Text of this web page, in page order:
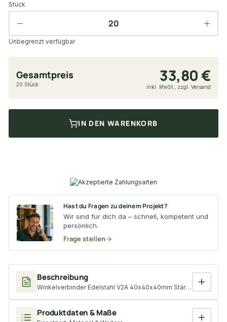
Beschreibung
Winkelverbinder Edelstahl V2A 40x40x40mm Stärke: 2mm
Produktdaten & Maße
Stück
Unbegrenzt verfügbar
Gesamtpreis 33,80 €
20 Stück inkl. MwSt., zzgl. Versand
IN DEN WARENKORB
Hast du Fragen zu deinem Projekt?
Wir sind für dich da – schnell, kompetent und
persönlich.
Frage stellen